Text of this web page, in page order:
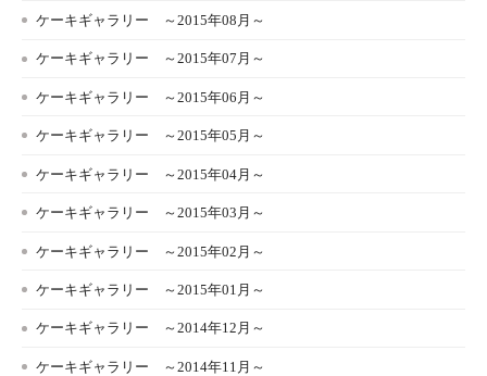
ケーキギャラリー ～2015年08月～
ケーキギャラリー ～2015年07月～
ケーキギャラリー ～2015年06月～
ケーキギャラリー ～2015年05月～
ケーキギャラリー ～2015年04月～
ケーキギャラリー ～2015年03月～
ケーキギャラリー ～2015年02月～
ケーキギャラリー ～2015年01月～
ケーキギャラリー ～2014年12月～
ケーキギャラリー ～2014年11月～